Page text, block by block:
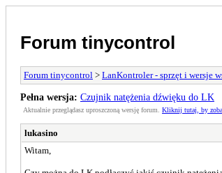
Forum tinycontrol
Forum tinycontrol > LanKontroler - sprzęt i wersje
Pełna wersja: Czujnik natężenia dźwięku do LK
Aktualnie przeglądasz uproszczoną wersję forum. Kliknij tutaj, by
lukasino
Witam,